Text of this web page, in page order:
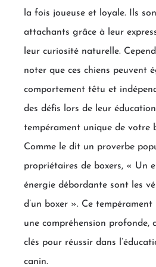
la fois joueuse et loyale. Ils
attachants grâce à leur
leur curiosité naturelle.
noter que ces chiens peuvent
comportement têtu et
des défis lors de leur
tempérament unique de votre
Comme le dit un proverbe
propriétaires de boxers, « Un
énergie débordante sont les
d’un boxer ». Ce
une compréhension profonde,
clés pour réussir dans
canin.